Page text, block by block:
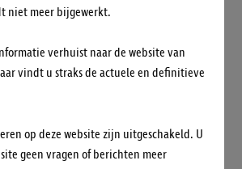
Rivier Systeem (SSRS) wil het beheer
maken. In het beheer en
vraagstukken die anders aangepakt zouden
de andere kant zien de marktpartijen weinig
brengen. Met de Leerruimte SSRS is de
innovaties een kans geven om door te
innovaties doorgroeien naar realistische
uitvragen.
niet meer bijgewerkt.
verhuist naar de website van
vindt u straks de actuele en definitieve
op deze website zijn uitgeschakeld. U
geen vragen of berichten meer